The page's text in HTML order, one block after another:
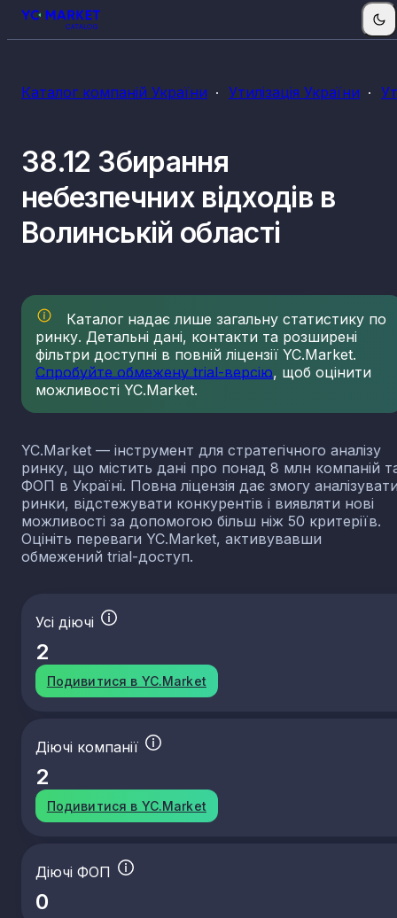
Каталог компаній України Утилізація України
38.12 Збирання
небезпечних відходів в
Волинській області
Каталог надає лише загальну статистику по
ринку. Детальні дані, контакти та розширені
фільтри доступні в повній ліцензії YC.Market.
Спробуйте обмежену trial-версію, щоб оцінити
можливості YC.Market.
YC.Market — інструмент для стратегічного аналізу
ринку, що містить дані про понад 8 млн компаній
ФОП в Україні. Повна ліцензія дає змогу
ринки, відстежувати конкурентів і виявляти нові
можливості за допомогою більш ніж 50 критеріїв.
Оцініть переваги YC.Market, активувавши
обмежений trial-доступ.
Усі діючі
2
Подивитися в YC.Market
Діючі компанії
2
Подивитися в YC.Market
Діючі ФОП
0